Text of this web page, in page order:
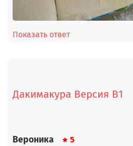
Показать ответ
Дакимакура Версия В1
Вероника 5